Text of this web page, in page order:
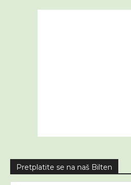
Pretplatite se na naš Bilten